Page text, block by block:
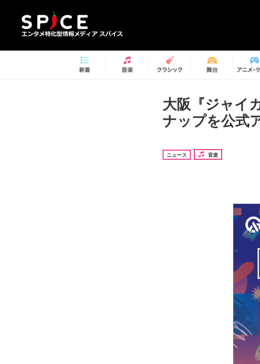
大阪『ジャイ
ナップを公式
ニュース 音楽